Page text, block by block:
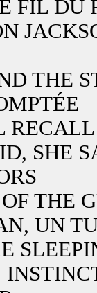
FIL DU
THE
RECALL
SHE
THE
UN